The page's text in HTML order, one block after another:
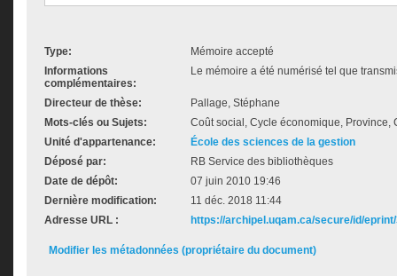
Type:
Mémoire accepté
Informations
complémentaires:
Le mémoire a été numérisé tel que
Directeur de thèse:
Pallage, Stéphane
Mots-clés ou Sujets:
Coût social, Cycle économique, Province,
Unité d'appartenance:
École des sciences de la gestion
Déposé par:
RB Service des bibliothèques
Date de dépôt:
07 juin 2010 19:46
Dernière modification:
11 déc. 2018 11:44
Adresse URL :
https://archipel.uqam.ca/secure/id/
Modifier les métadonnées (propriétaire du document)